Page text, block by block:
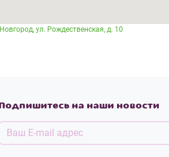
ул. Рождественская, д. 10
на наши новости